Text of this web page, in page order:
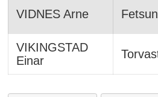
VIDNES Arne
VIKINGSTAD
Einar